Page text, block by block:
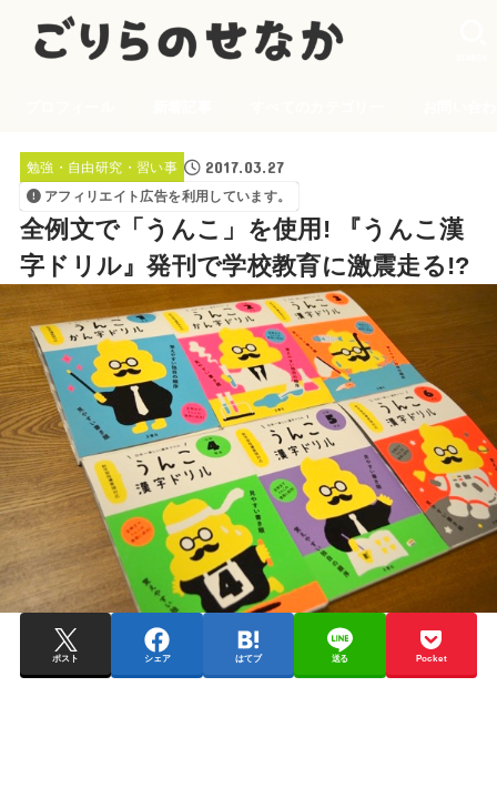
勉強・自由研究・習い事 2017.03.27
アフィリエイト広告を利用しています。
全例文で「うんこ」を使用! 『うんこ漢
字ドリル』発刊で学校教育に激震走る!?
ポスト シェア はてブ 送る Pocket